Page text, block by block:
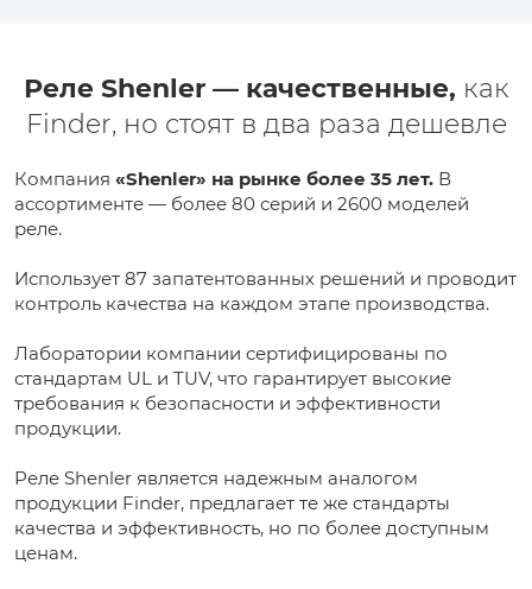
Реле Shenler — качественные, как
Finder, но стоят в два раза дешевле
Компания «Shenler» на рынке более 35 лет. В
ассортименте — более 80 серий и 2600 моделей
реле.
Использует 87 запатентованных решений и проводит
контроль качества на каждом этапе производства.
Лаборатории компании сертифицированы по
стандартам UL и TUV, что гарантирует высокие
требования к безопасности и эффективности
продукции.
Реле Shenler является надежным аналогом
продукции Finder, предлагает те же стандарты
качества и эффективность, но по более доступным
ценам.